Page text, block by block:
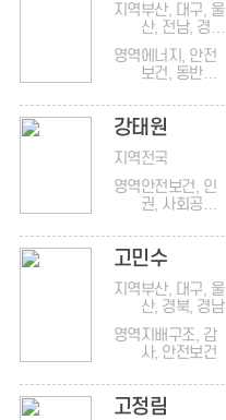
지역부산, 대구, 울
산, 전남, 경북,
경남
영역에너지, 안전
보건, 동반성
14001, ISO
45001
강태원
지역전국
영역안전보건, 인
권, 사회공헌,
부패), 공정거
래, 지배구조
고민수
지역부산, 대구, 울
산, 경북, 경남
영역지배구조, 감
사, 안전보건
고정림